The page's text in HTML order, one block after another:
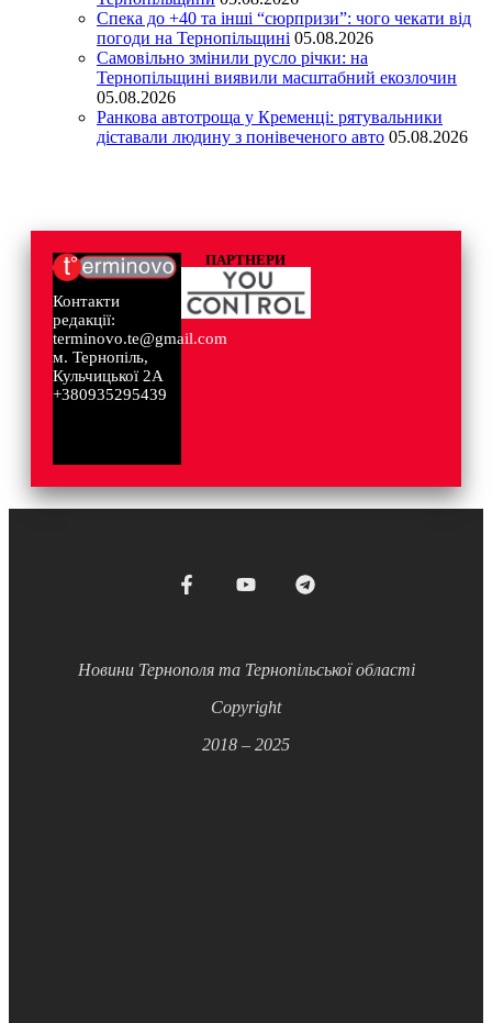
Спека до +40 та інші “сюрпризи”: чого чекати від
погоди на Тернопільщині 05.08.2026
Самовільно змінили русло річки: на
Тернопільщині виявили масштабний екозлочин
05.08.2026
Ранкова автотроща у Кременці: рятувальники
діставали людину з понівеченого авто 05.08.2026
Контакти
редакції:
terminovo.te@gmail.com
м. Тернопіль,
Кульчицької 2А
+380935295439
ПАРТНЕРИ
Новини Тернополя та Тернопільської області
Copyright
2018 – 2025